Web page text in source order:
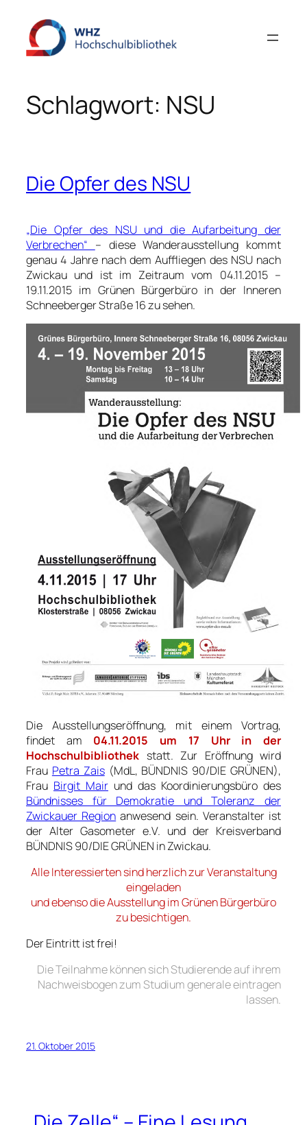
Inhalt
springen
Schlagwort: NSU
Die Opfer des NSU
„Die Opfer des NSU und die Aufarbeitung der
Verbrechen“ – diese Wanderausstellung kommt
genau 4 Jahre nach dem Auffliegen des NSU nach
Zwickau und ist im Zeitraum vom 04.11.2015 –
19.11.2015 im Grünen Bürgerbüro in der Inneren
Schneeberger Straße 16 zu sehen.
Die Ausstellungseröffnung, mit einem Vortrag,
findet am 04.11.2015 um 17 Uhr in der
Hochschulbibliothek statt. Zur Eröffnung wird
Frau Petra Zais(MdL, BÜNDNIS 90/DIE GRÜNEN),
Frau Birgit Mair und das Koordinierungsbüro des
Bündnisses für Demokratie und Toleranz der
Zwickauer Region anwesend sein. Veranstalter ist
der Alter Gasometer e.V. und der Kreisverband
BÜNDNIS 90/DIE GRÜNEN in Zwickau.
Alle Interessierten sind herzlich zur Veranstaltung
eingeladen
und ebenso die Ausstellung im Grünen Bürgerbüro
zu besichtigen.
Der Eintritt ist frei!
Die Teilnahme können sich Studierende auf ihrem
Nachweisbogen zum Studium generale eintragen
lassen.
21. Oktober 2015